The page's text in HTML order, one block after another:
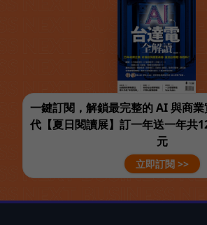
一鍵訂閱，解鎖最完整的 AI 與商
代【夏日閱讀展】訂一年送一年共
元
立即訂閱 >>